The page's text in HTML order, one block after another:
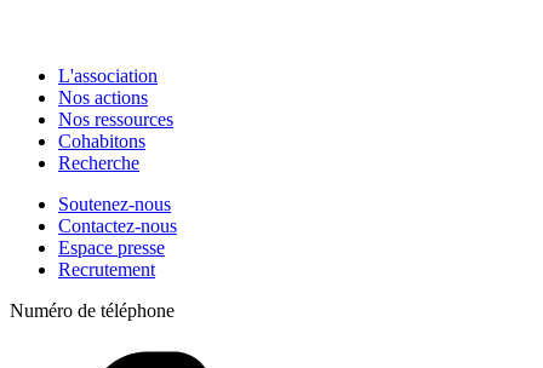
L'association
Nos actions
Nos ressources
Cohabitons
Recherche
Soutenez-nous
Contactez-nous
Espace presse
Recrutement
Numéro de téléphone